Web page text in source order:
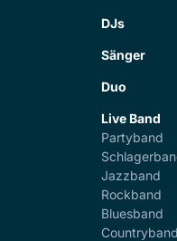
DJs
Sänger
Duo
Live Band
Partyband
Jazzband
Rockband
Bluesband
Countryband